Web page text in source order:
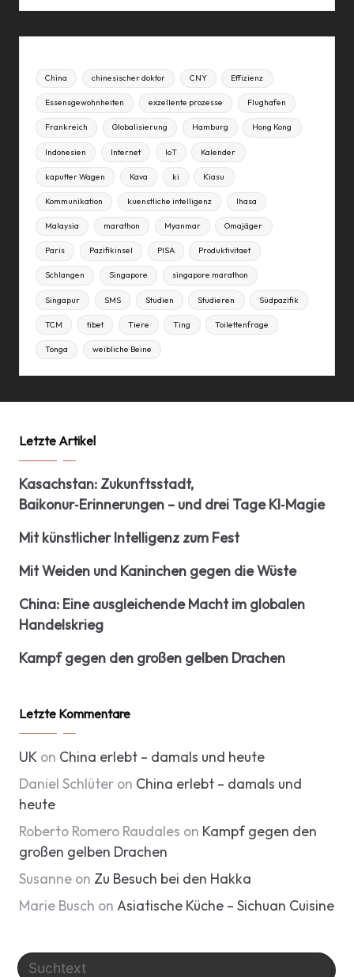
China chinesischer doktor CNY Effizienz
Essensgewohnheiten exzellente prozesse Flughafen
Frankreich Globalisierung Hamburg Hong Kong
Indonesien Internet IoT Kalender
kaputter Wagen Kava ki Kiasu
Kommunikation kuenstliche intelligenz lhasa
Malaysia marathon Myanmar Omajäger
Paris Pazifikinsel PISA Produktivitaet
Schlangen Singapore singapore marathon
Singapur SMS Studien Studieren Südpazifik
TCM tibet Tiere Ting Toilettenfrage
Tonga weibliche Beine
Letzte Artikel
Kasachstan: Zukunftsstadt,
Baikonur‑Erinnerungen – und drei Tage KI‑Magie
Mit künstlicher Intelligenz zum Fest
Mit Weiden und Kaninchen gegen die Wüste
China: Eine ausgleichende Macht im globalen
Handelskrieg
Kampf gegen den großen gelben Drachen
Letzte Kommentare
UK on China erlebt – damals und heute
Daniel Schlüter on China erlebt – damals und
heute
Roberto Romero Raudales on Kampf gegen den
großen gelben Drachen
Susanne on Zu Besuch bei den Hakka
Marie Busch on Asiatische Küche – Sichuan Cuisine
Search